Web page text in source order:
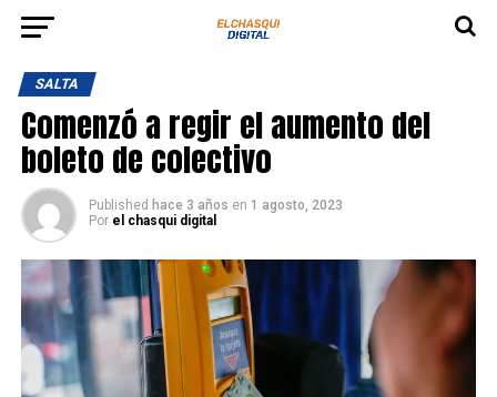
SALTA
Comenzó a regir el aumento del
boleto de colectivo
Published hace 3 años en 1 agosto, 2023
Por el chasqui digital